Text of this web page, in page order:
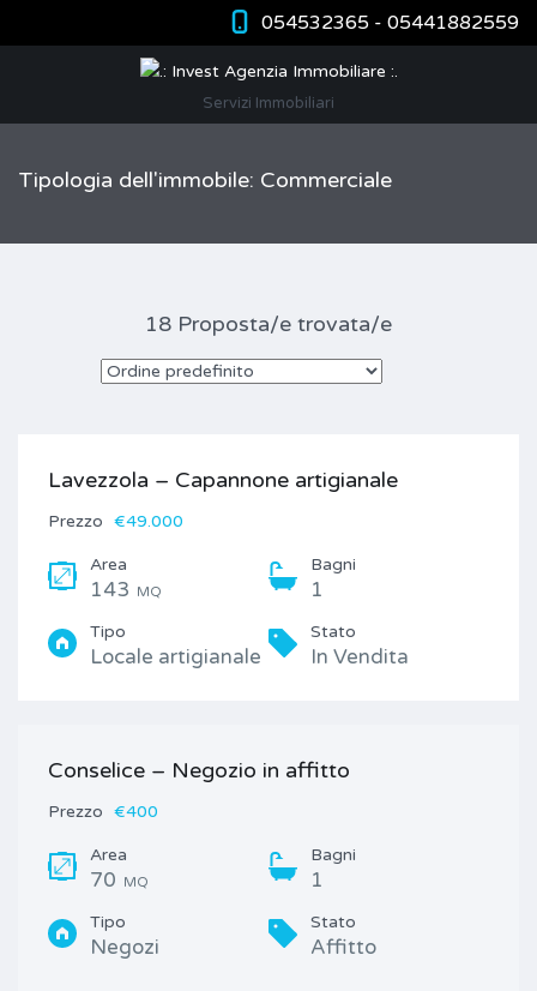
054532365 - 05441882559
Servizi Immobiliari
Tipologia dell'immobile: Commerciale
18 Proposta/e trovata/e
Lavezzola – Capannone artigianale
Prezzo €49.000
Area
143 MQ
Bagni
1
Tipo
Locale artigianale
Stato
In Vendita
Conselice – Negozio in affitto
Prezzo €400
Area
70 MQ
Bagni
1
Tipo
Negozi
Stato
Affitto